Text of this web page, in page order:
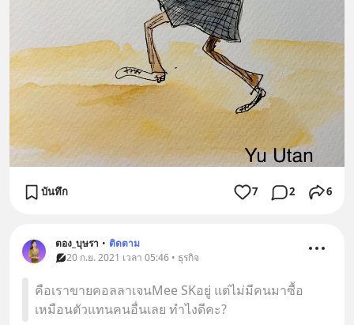
บันทึก 7 2 6
ตอง_บุษรา • ติดตาม
20 ก.ย. 2021 เวลา 05:46 • ธุรกิจ
คือเราขายคอลลาเจนMee SKอยู่ แต่ไม่มีคนมาซื้อ
เหมือนตัวแทนคนอื่นเลย ทำไงดีคะ?